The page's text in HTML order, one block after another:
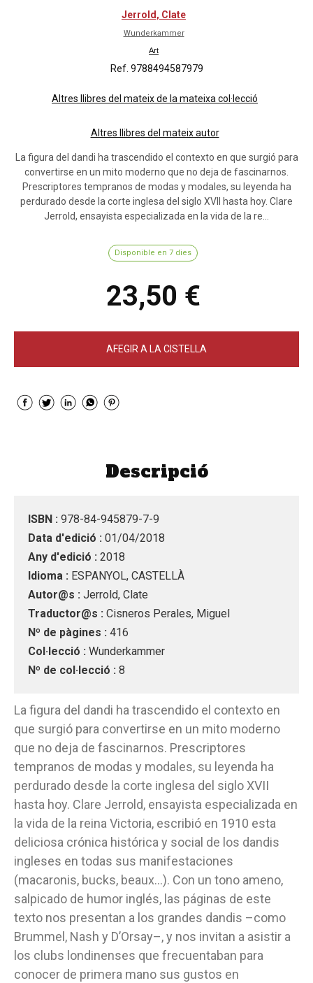
Jerrold, Clate
Wunderkammer
Art
Ref. 9788494587979
Altres llibres del mateix de la mateixa col·lecció
Altres llibres del mateix autor
La figura del dandi ha trascendido el contexto en que surgió para
convertirse en un mito moderno que no deja de fascinarnos.
Prescriptores tempranos de modas y modales, su leyenda ha
perdurado desde la corte inglesa del siglo XVII hasta hoy. Clare
Jerrold, ensayista especializada en la vida de la re...
Disponible en 7 dies
23,50 €
AFEGIR A LA CISTELLA
Descripció
ISBN : 978-84-945879-7-9
Data d'edició : 01/04/2018
Any d'edició : 2018
Idioma : ESPANYOL, CASTELLÀ
Autor@s : Jerrold, Clate
Traductor@s : Cisneros Perales, Miguel
Nº de pàgines : 416
Col·lecció : Wunderkammer
Nº de col·lecció : 8
La figura del dandi ha trascendido el contexto en
que surgió para convertirse en un mito moderno
que no deja de fascinarnos. Prescriptores
tempranos de modas y modales, su leyenda ha
perdurado desde la corte inglesa del siglo XVII
hasta hoy. Clare Jerrold, ensayista especializada en
la vida de la reina Victoria, escribió en 1910 esta
deliciosa crónica histórica y social de los dandis
ingleses en todas sus manifestaciones
(macaronis, bucks, beaux…). Con un tono ameno,
salpicado de humor inglés, las páginas de este
texto nos presentan a los grandes dandis –como
Brummel, Nash y D’Orsay–, y nos invitan a asistir a
los clubs londinenses que frecuentaban para
conocer de primera mano sus gustos en